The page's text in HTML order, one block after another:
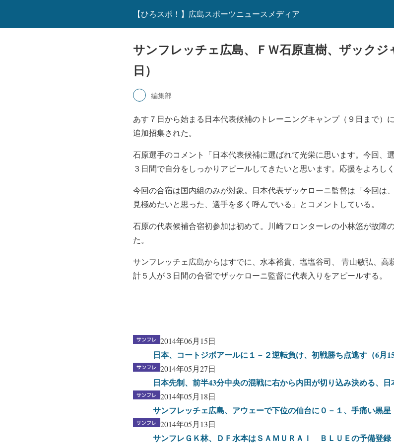
【ひろスポ！】広島スポーツニュースメディア
サンフレッチェ広島、ＦＷ石原直樹、ザックジ
日）
編集部
あす７日から始まる日本代表候補のトレーニングキャンプ（９日まで）
追加招集された。
石原選手のコメント「日本代表候補に選ばれて光栄に思います。今回、
３日間で自分をしっかりアピールしてきたいと思います。応援をよろし
今回の合宿は国内組のみが対象。日本代表ザッケローニ監督は「今回は
見極めたいと思った、選手を多く呼んでいる」とコメントしている。
石原の代表候補合宿初参加は初めて。川崎フロンターレの小林悠が故障
た。
サンフレッチェ広島からはすでに、水本裕貴、塩塩谷司、 青山敏弘、高
計５人が３日間の合宿でザッケローニ監督に代表入りをアピールする。
2014年06月15日
日本、コートジボアールに１－２逆転負け、初戦勝ち点逃す（6月15
2014年05月27日
日本先制、前半43分中央の混戦に右から内田が切り込み決める、日
2014年05月18日
サンフレッチェ広島、アウェーで下位の仙台に０－１、手痛い黒星
2014年05月13日
サンフレＧＫ林、ＤＦ水本はＳＡＭＵＲＡＩ ＢＬＵＥの予備登録